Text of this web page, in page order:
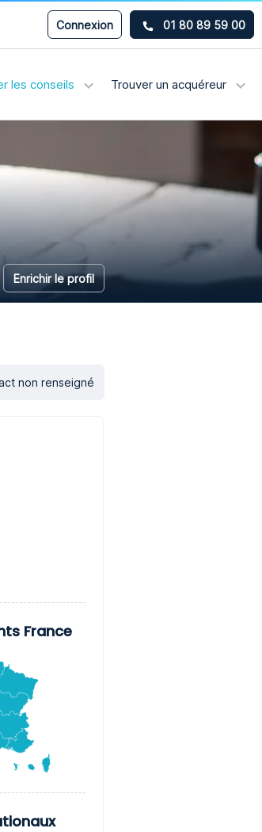
Connexion 01 80 89 59 00
les conseils Trouver un acquéreur
Enrichir le profil
non renseigné
France